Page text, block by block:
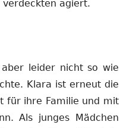
agiert.
leider nicht so wie
Klara ist erneut die
für ihre Familie und mit
Als junges Mädchen